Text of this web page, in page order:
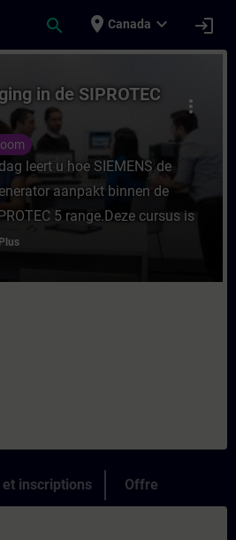
search place Canada expand_more login
in de
more_vert
in de SIPROTEC
leert u hoe SIEMENS de
aanpakt binnen de
5 range.Deze cursus is
Plus
et inscriptions Offre